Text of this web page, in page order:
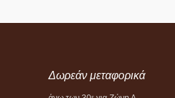
Δωρεάν μεταφορικά